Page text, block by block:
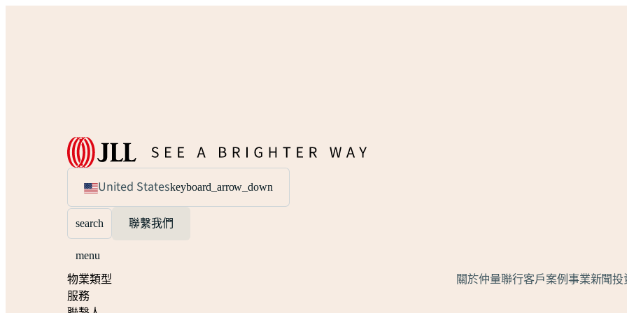
United Stateskeyboard_arrow_down
search 聯繫我們
menu
物業類型
服務
關於仲量聯行客戶案例事業新聞投